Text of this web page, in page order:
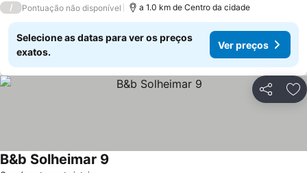
/ Pontuação não disponível a 1.0 km de Centro da cidade
Selecione as datas para ver os preços
exatos.
Ver preços
Partilhar
B&b Solheimar 9